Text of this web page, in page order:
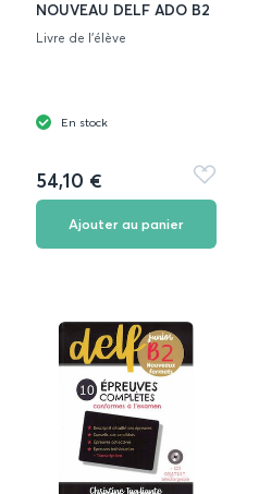
NOUVEAU DELF ADO B2
Livre de l'élève
En stock
54,10 €
Ajouter
aux
Ajouter au panier